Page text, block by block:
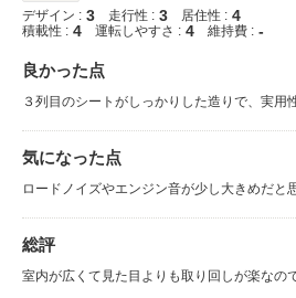
デザイン : 3 走行性 : 3 居住性 : 4
積載性 : 4 運転しやすさ : 4 維持費 : -
良かった点
３列目のシートがしっかりした造りで、実用
気になった点
ロードノイズやエンジン音が少し大きめだと
総評
室内が広くて見た目よりも取り回しが楽なの